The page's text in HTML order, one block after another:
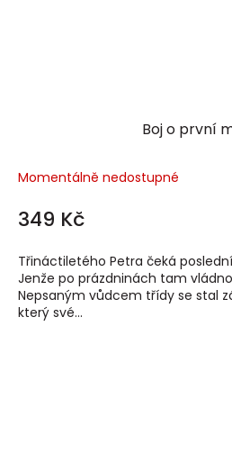
Boj o první
Momentálně nedostupné
349 Kč
Třináctiletého Petra čeká
Jenže po prázdninách tam
Nepsaným vůdcem třídy se stal
který své...